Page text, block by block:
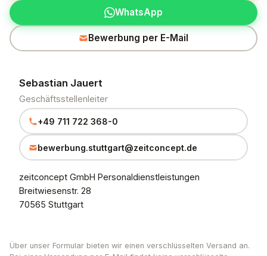
WhatsApp
Bewerbung per E-Mail
Sebastian Jauert
Geschäftsstellenleiter
+49 711 722 368-0
bewerbung.stuttgart@zeitconcept.de
zeitconcept GmbH Personaldienstleistungen
Breitwiesenstr. 28
70565 Stuttgart
Über unser Formular bieten wir einen verschlüsselten Versand an.